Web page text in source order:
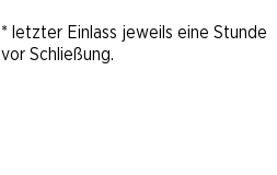
* letzter Einlass jeweils eine Stunde
vor Schließung.